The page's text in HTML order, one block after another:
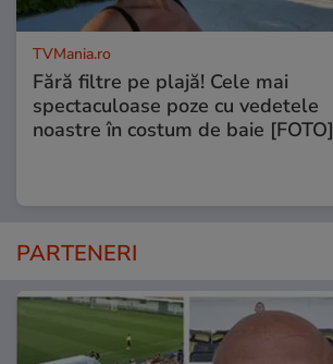
TVMania.ro
Fără filtre pe plajă! Cele mai
spectaculoase poze cu vedetele
noastre în costum de baie [FOTO]
PARTENERI